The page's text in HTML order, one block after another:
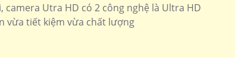
báo động kbvisionkx-caif4003n-dl-ab
Utra HD có 2 công nghệ là Ultra HD
vừa tiết kiệm vừa chất lượng